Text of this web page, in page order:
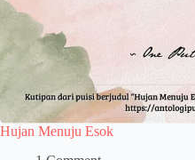
Hujan Menuju Esok